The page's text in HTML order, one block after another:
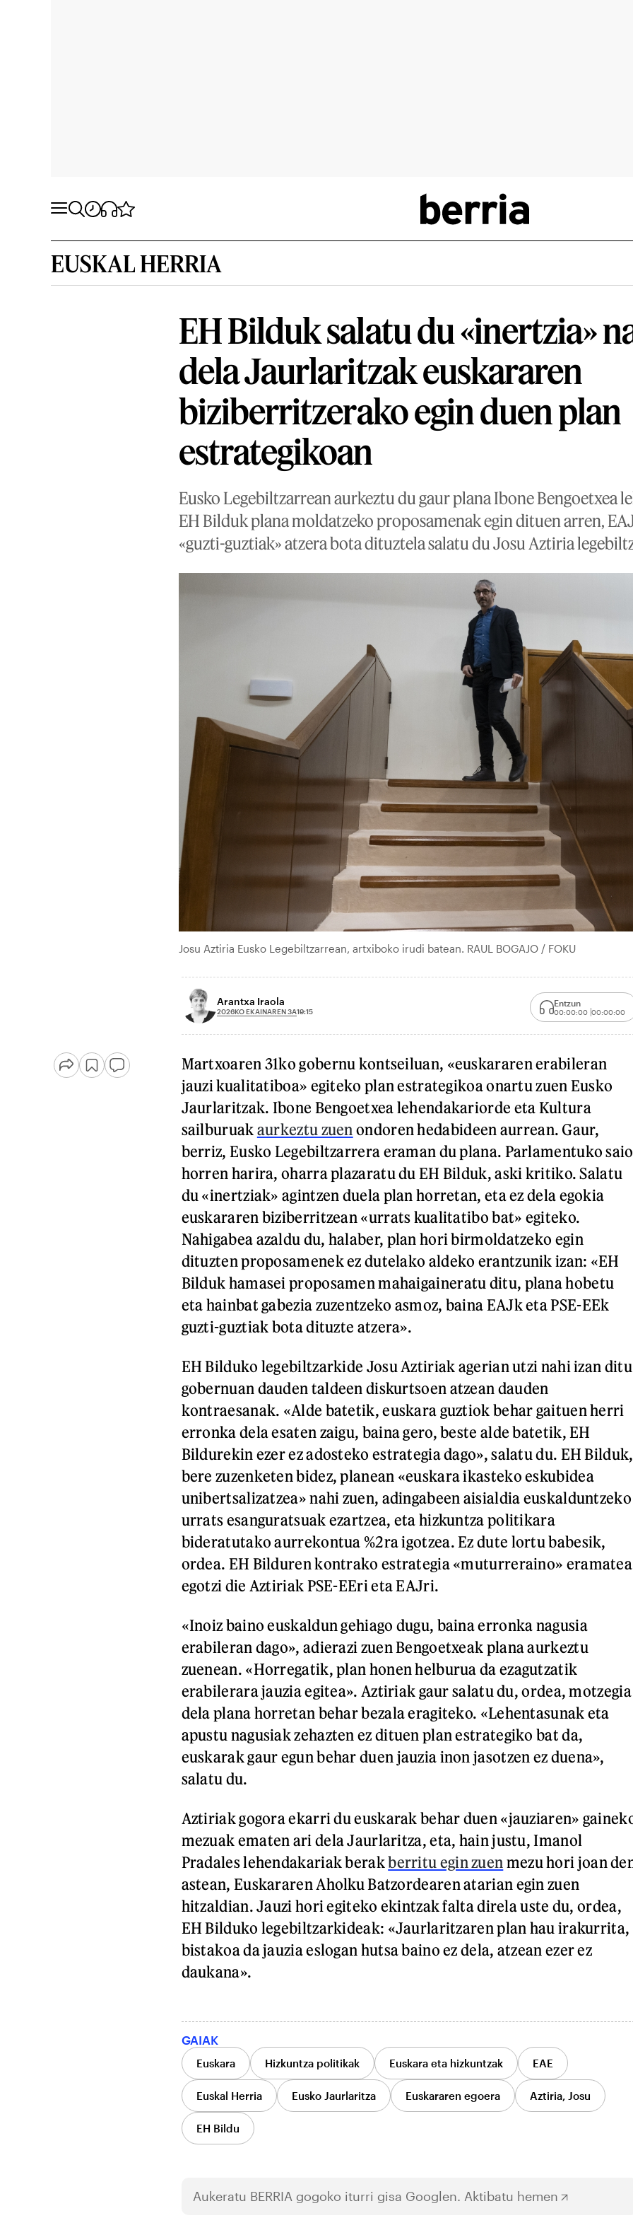
EUSKAL HERRIA
EH Bilduk salatu du «inertzia»
dela Jaurlaritzak euskararen
biziberritzerako egin duen plan
estrategikoan
Eusko Legebiltzarrean aurkeztu du gaur plana Ibone Bengoetxea
EH Bilduk plana moldatzeko proposamenak egin dituen arren,
«guzti-guztiak» atzera bota dituztela salatu du Josu Aztiria
Josu Aztiria Eusko Legebiltzarrean, artxiboko irudi batean. RAUL BOGAJO / FOKU
Arantxa Iraola
2026KO EKAINAREN 3A19:15
Entzun
00:00:00 00:00:00
Martxoaren 31ko gobernu kontseiluan, «euskararen erabileran
jauzi kualitatiboa» egiteko plan estrategikoa onartu zuen Eusko
Jaurlaritzak. Ibone Bengoetxea lehendakariorde eta Kultura
sailburuak aurkeztu zuen ondoren hedabideen aurrean. Gaur,
berriz, Eusko Legebiltzarrera eraman du plana. Parlamentuko saio
horren harira, oharra plazaratu du EH Bilduk, aski kritiko. Salatu
du «inertziak» agintzen duela plan horretan, eta ez dela egokia
euskararen biziberritzean «urrats kualitatibo bat» egiteko.
Nahigabea azaldu du, halaber, plan hori birmoldatzeko egin
dituzten proposamenek ez dutelako aldeko erantzunik izan: «EH
Bilduk hamasei proposamen mahaigaineratu ditu, plana hobetu
eta hainbat gabezia zuzentzeko asmoz, baina EAJk eta PSE-EEk
guzti-guztiak bota dituzte atzera».
EH Bilduko legebiltzarkide Josu Aztiriak agerian utzi nahi izan ditu
gobernuan dauden taldeen diskurtsoen atzean dauden
kontraesanak. «Alde batetik, euskara guztiok behar gaituen herri
erronka dela esaten zaigu, baina gero, beste alde batetik, EH
Bildurekin ezer ez adosteko estrategia dago», salatu du. EH Bilduk,
bere zuzenketen bidez, planean «euskara ikasteko eskubidea
unibertsalizatzea» nahi zuen, adingabeen aisialdia euskalduntzeko
urrats esanguratsuak ezartzea, eta hizkuntza politikara
bideratutako aurrekontua %2ra igotzea. Ez dute lortu babesik,
ordea. EH Bilduren kontrako estrategia «muturreraino» eramatea
egotzi die Aztiriak PSE-EEri eta EAJri.
«Inoiz baino euskaldun gehiago dugu, baina erronka nagusia
erabileran dago», adierazi zuen Bengoetxeak plana aurkeztu
zuenean. «Horregatik, plan honen helburua da ezagutzatik
erabilerara jauzia egitea». Aztiriak gaur salatu du, ordea, motzegia
dela plana horretan behar bezala eragiteko. «Lehentasunak eta
apustu nagusiak zehazten ez dituen plan estrategiko bat da,
euskarak gaur egun behar duen jauzia inon jasotzen ez duena»,
salatu du.
Aztiriak gogora ekarri du euskarak behar duen «jauziaren»
mezuak ematen ari dela Jaurlaritza, eta, hain justu, Imanol
Pradales lehendakariak berakberritu egin zuen mezu hori joan
astean, Euskararen Aholku Batzordearen atarian egin zuen
hitzaldian. Jauzi hori egiteko ekintzak falta direla uste du, ordea,
EH Bilduko legebiltzarkideak: «Jaurlaritzaren plan hau irakurrita,
bistakoa da jauzia eslogan hutsa baino ez dela, atzean ezer ez
daukana».
GAIAK
Euskara Hizkuntza politikak Euskara eta hizkuntzak EAE
Euskal Herria Eusko Jaurlaritza Euskararen egoera Aztiria, Josu
EH Bildu
Aukeratu BERRIA gogoko iturri gisa Googlen. Aktibatu hemen